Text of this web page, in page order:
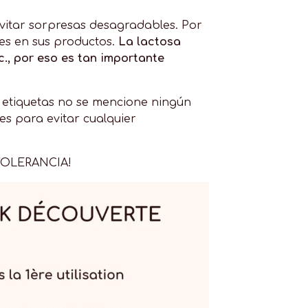
sorpresas desagradables. Por
en sus productos. La lactosa
por eso es tan importante
no se mencione ningún
para evitar cualquier